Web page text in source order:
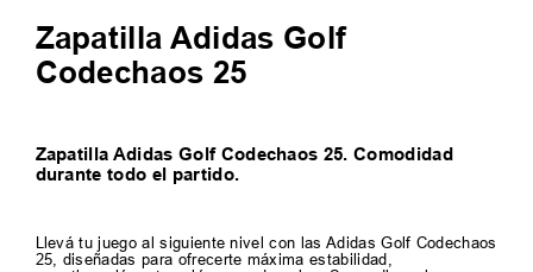
Zapatilla Adidas Golf
Codechaos 25
Zapatilla Adidas Golf Codechaos 25. Comodidad
durante todo el partido.
Llevá tu juego al siguiente nivel con las Adidas Golf Codechaos
25, diseñadas para ofrecerte máxima estabilidad,